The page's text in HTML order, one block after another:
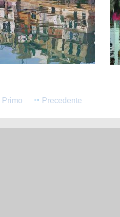
Primo Precedente